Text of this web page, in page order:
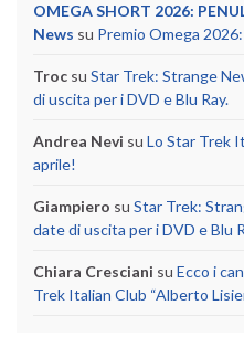
OMEGA SHORT 2026:
News su Premio Omega
Troc su Star Trek: Strange
di uscita per i DVD e Blu Ray.
Andrea Nevi su Lo Star Trek
aprile!
Giampiero su Star Trek:
date di uscita per i DVD e Blu
Chiara Cresciani su Ecco i
Trek Italian Club “Alberto